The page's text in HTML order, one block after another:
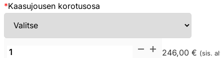
*Kaasujousen korotusosa
Toplux
246,00 € (sis.